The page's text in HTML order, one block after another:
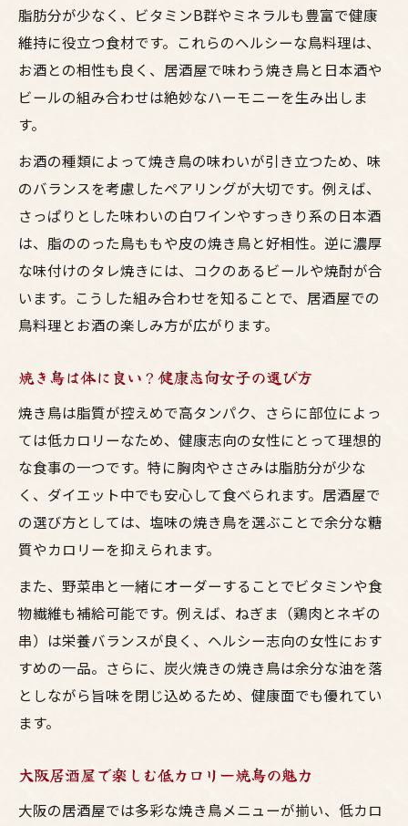
脂肪分が少なく、ビタミンB群やミネラルも豊富で健康
維持に役立つ食材です。これらのヘルシーな鳥料理は、
お酒との相性も良く、居酒屋で味わう焼き鳥と日本酒や
ビールの組み合わせは絶妙なハーモニーを生み出しま
す。
お酒の種類によって焼き鳥の味わいが引き立つため、味
のバランスを考慮したペアリングが大切です。例えば、
さっぱりとした味わいの白ワインやすっきり系の日本酒
は、脂ののった鳥ももや皮の焼き鳥と好相性。逆に濃厚
な味付けのタレ焼きには、コクのあるビールや焼酎が合
います。こうした組み合わせを知ることで、居酒屋での
鳥料理とお酒の楽しみ方が広がります。
焼き鳥は体に良い？健康志向女子の選び方
焼き鳥は脂質が控えめで高タンパク、さらに部位によっ
ては低カロリーなため、健康志向の女性にとって理想的
な食事の一つです。特に胸肉やささみは脂肪分が少な
く、ダイエット中でも安心して食べられます。居酒屋で
の選び方としては、塩味の焼き鳥を選ぶことで余分な糖
質やカロリーを抑えられます。
また、野菜串と一緒にオーダーすることでビタミンや食
物繊維も補給可能です。例えば、ねぎま（鶏肉とネギの
串）は栄養バランスが良く、ヘルシー志向の女性におす
すめの一品。さらに、炭火焼きの焼き鳥は余分な油を落
としながら旨味を閉じ込めるため、健康面でも優れてい
ます。
大阪居酒屋で楽しむ低カロリー焼鳥の魅力
大阪の居酒屋では多彩な焼き鳥メニューが揃い、低カロ